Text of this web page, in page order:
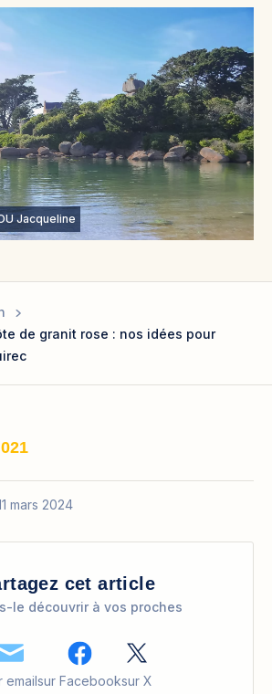
Jacqueline
de granit rose : nos idées pour
mars 2024
cet article
le découvrir à vos proches
emailsur Facebooksur X